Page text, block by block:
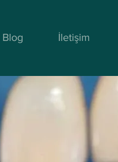
Blog İletişim